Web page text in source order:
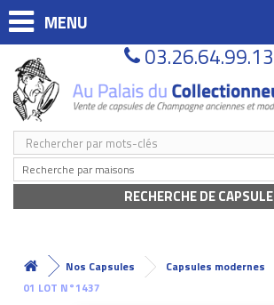
MENU
03.26.64.99.13
Recherche par maisons
RECHERCHE DE CAPSULE
Nos Capsules Capsules modernes
01 LOT N°1437